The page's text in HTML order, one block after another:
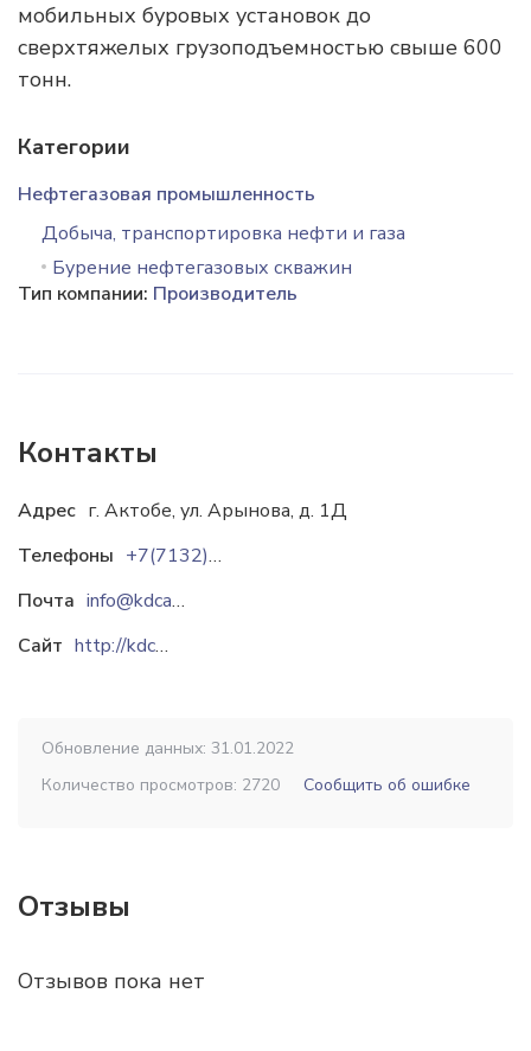
мобильных буровых установок до
сверхтяжелых грузоподъемностью свыше 600
тонн.
Категории
Нефтегазовая промышленность
Добыча, транспортировка нефти и газа
Бурение нефтегазовых скважин
Тип компании: Производитель
Контакты
Адрес г. Актобе, ул. Арынова, д. 1Д
Телефоны
+7(7132) 92 53 83
Почта
info@kdca.kz
Сайт
http://kdca.kz
Обновление данных: 31.01.2022
Количество просмотров: 2720
Сообщить об ошибке
Отзывы
Отзывов пока нет